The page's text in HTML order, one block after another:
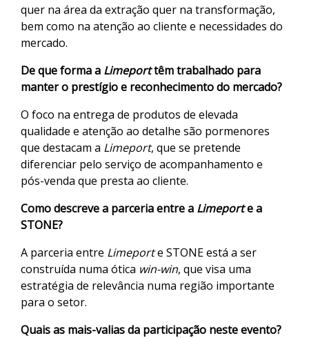
quer na área da extração quer na transformação,
bem como na atenção ao cliente e necessidades do
mercado.
De que forma a Limeporttêm trabalhado para
manter o prestígio e reconhecimento do mercado?
O foco na entrega de produtos de elevada
qualidade e atenção ao detalhe são pormenores
que destacam a Limeport, que se pretende
diferenciar pelo serviço de acompanhamento e
pós-venda que presta ao cliente.
Como descreve a parceria entre a Limeporte a
STONE?
A parceria entre Limeporte STONE está a ser
construída numa ótica win-win, que visa uma
estratégia de relevância numa região importante
para o setor.
Quais as mais-valias da participação neste evento?